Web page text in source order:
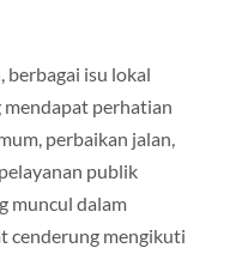
berbagai isu lokal
perhatian
perbaikan jalan,
publik
muncul dalam
cenderung mengikuti